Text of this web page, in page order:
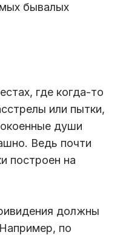
бывалых
где когда-то
или пытки,
души
Ведь почти
построен на
должны
по